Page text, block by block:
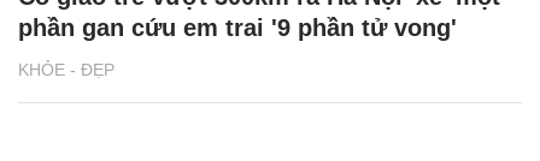
KHỎE - ĐẸP
phần gan cứu em trai '9 phần tử vong'